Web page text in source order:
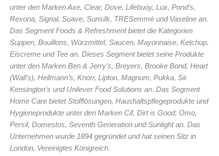
unter den Marken Axe, Clear, Dove, Lifebuoy, Lux, Pond’s,
Rexona, Signal, Suave, Sunsilk, TRESemmé und Vaseline an.
Das Segment Foods & Refreshment bietet die Kategorien
Suppen, Bouillons, Würzmittel, Saucen, Mayonnaise, Ketchup,
Eiscreme und Tee an. Dieses Segment bietet seine Produkte
unter den Marken Ben & Jerry’s, Breyers, Brooke Bond, Heart
(Wall’s), Hellmann’s, Knorr, Lipton, Magnum, Pukka, Sir
Kensington’s und Unilever Food Solutions an. Das Segment
Home Care bietet Stofflösungen, Haushaltspflegeprodukte und
Hygieneprodukte unter den Marken Cif, Dirt is Good, Omo,
Persil, Domestos, Seventh Generation und Sunlight an. Das
Unternehmen wurde 1894 gegründet und hat seinen Sitz in
London, Vereinigtes Königreich.